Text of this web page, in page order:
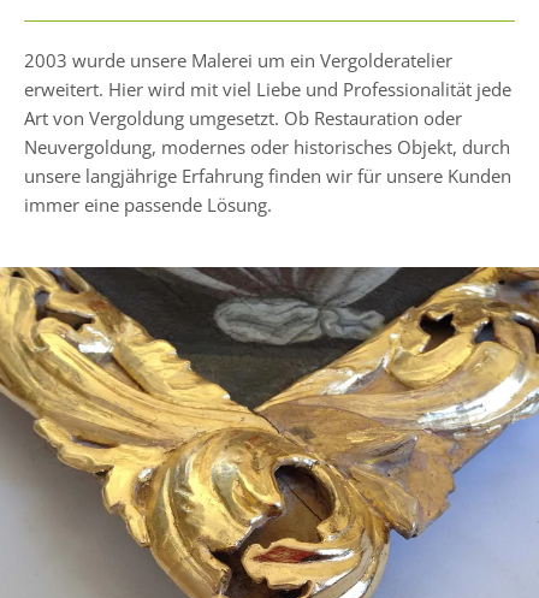
2003 wurde unsere Malerei um ein Vergolderatelier
erweitert. Hier wird mit viel Liebe und Professionalität jede
Art von Vergoldung umgesetzt. Ob Restauration oder
Neuvergoldung, modernes oder historisches Objekt, durch
unsere langjährige Erfahrung finden wir für unsere Kunden
immer eine passende Lösung.